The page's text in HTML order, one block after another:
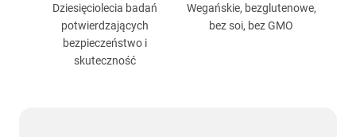
Dziesięciolecia badań
potwierdzających
bezpieczeństwo i
skuteczność
Wegańskie, bezglutenowe,
bez soi, bez GMO